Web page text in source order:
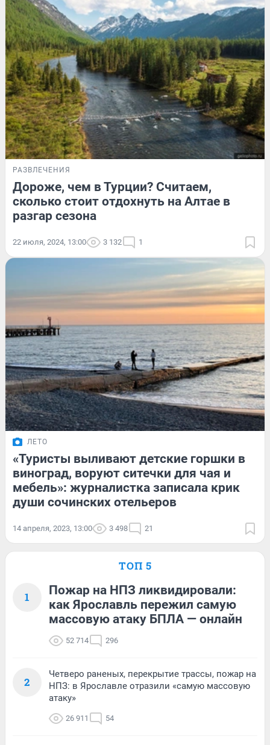
РАЗВЛЕЧЕНИЯ
Дороже, чем в Турции? Считаем,
сколько стоит отдохнуть на Алтае в
разгар сезона
22 июля, 2024, 13:00 3 132 1
ЛЕТО
«Туристы выливают детские горшки в
виноград, воруют ситечки для чая и
мебель»: журналистка записала крик
души сочинских отельеров
14 апреля, 2023, 13:00 3 498 21
ТОП 5
1
Пожар на НПЗ ликвидировали:
как Ярославль пережил самую
массовую атаку БПЛА — онлайн
52 714 296
2
Четверо раненых, перекрытие трассы, пожар на
НПЗ: в Ярославле отразили «самую массовую
атаку»
26 911 54